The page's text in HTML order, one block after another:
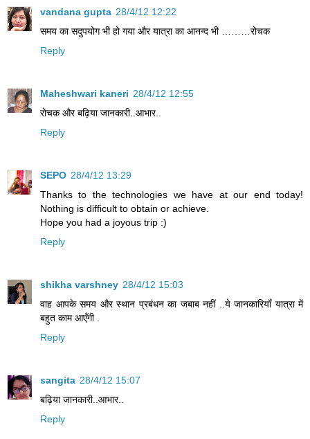
vandana gupta 28/4/12 12:22
समय का सदुपयोग भी हो गया और यात्रा का आनन्द भी ………रोचक
Reply
Maheshwari kaneri 28/4/12 12:55
रोचक और बढ़िया जानकारी..आभार..
Reply
SEPO 28/4/12 13:29
Thanks to the technologies we have at our end today!
Nothing is difficult to obtain or achieve.
Hope you had a joyous trip :)
Reply
shikha varshney 28/4/12 15:03
वाह आपके समय और स्थान प्रबंधन का जबाब नहीं ..ये जानकारियाँ यात्रा में
बहुत काम आएँगी .
Reply
sangita 28/4/12 15:07
बढ़िया जानकारी..आभार..
Reply